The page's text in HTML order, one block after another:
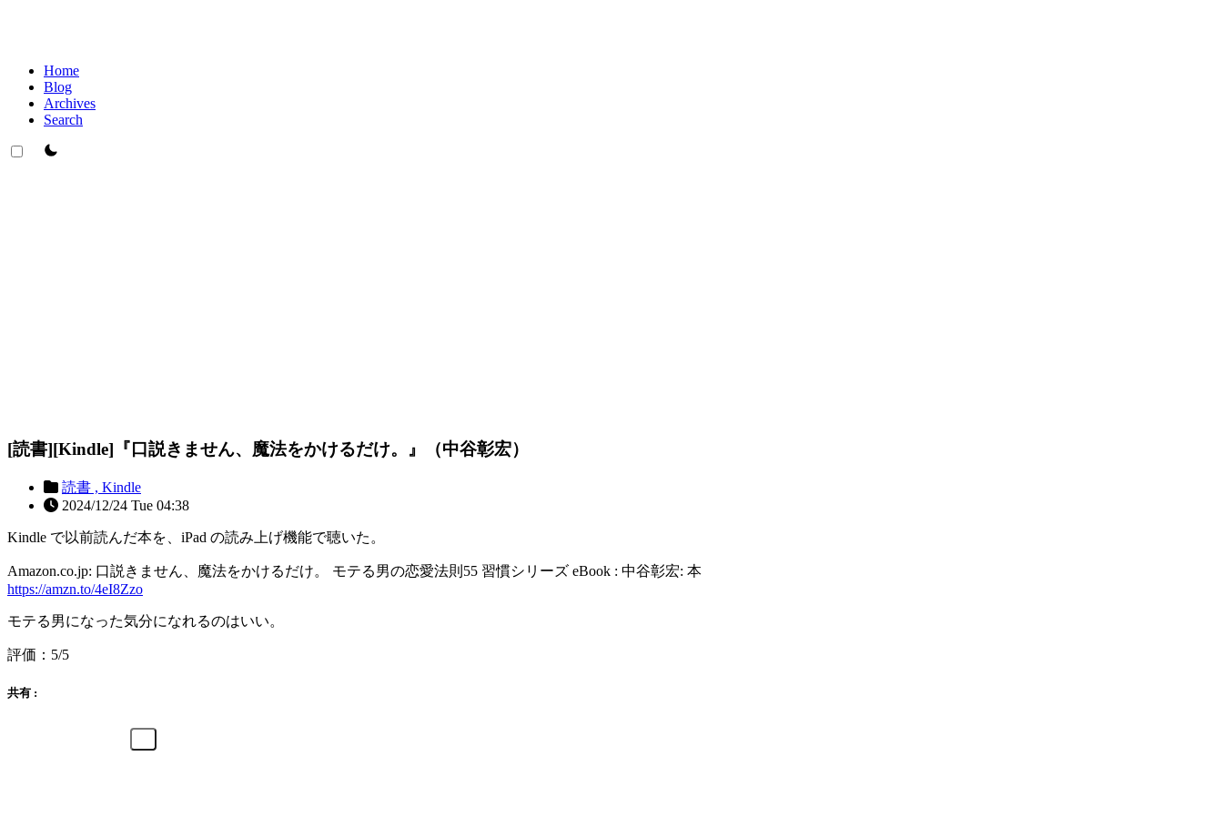
Home
Blog
Archives
Search
theme switcher
[読書][Kindle]『口説きません、魔法をかけるだけ。』（中谷彰宏）
読書 , Kindle
2024/12/24 Tue 04:38
Kindle で以前読んだ本を、iPad の読み上げ機能で聴いた。
Amazon.co.jp: 口説きません、魔法をかけるだけ。 モテる男の恋愛法則55 習慣シリーズ eBook : 中谷彰宏: 本
https://amzn.to/4eI8Zzo
モテる男になった気分になれるのはいい。
評価：5/5
共有 :